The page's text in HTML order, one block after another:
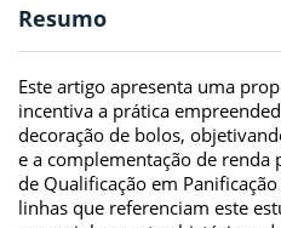
Resumo
Este artigo apresenta uma
incentiva a prática
decoração de bolos,
e a complementação de renda
de Qualificação em Panificação
linhas que referenciam este